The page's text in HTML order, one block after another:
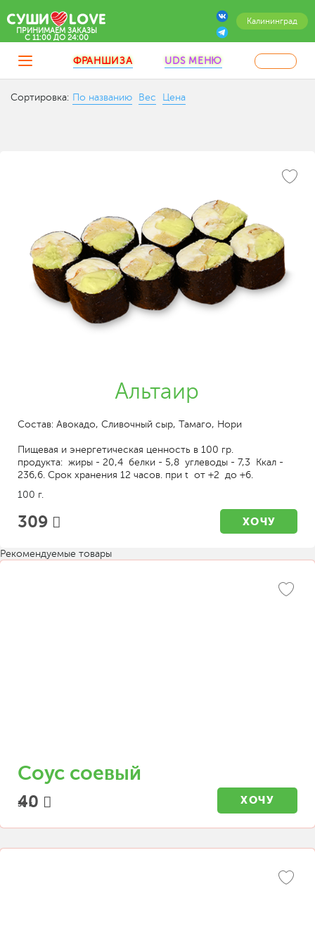
Калининград
ПРИНИМАЕМ ЗАКАЗЫ
C 11:00 ДО 24:00
ФРАНШИЗА UDS МЕНЮ
Сортировка: По названию Вес Цена
Альтаир
Состав: Авокадо, Сливочный сыр, Тамаго, Нори
Пищевая и энергетическая ценность в 100 гр.
продукта: жиры - 20,4 белки - 5,8 углеводы - 7,3 Ккал -
236,6. Срок хранения 12 часов. при t от +2 до +6.
100 г.
309 ХОЧУ
Рекомендуемые товары
Соус соевый
30 г.
40 ХОЧУ